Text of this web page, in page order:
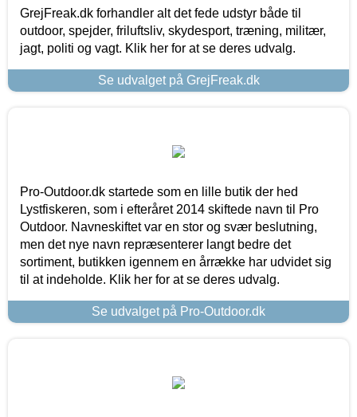
GrejFreak.dk forhandler alt det fede udstyr både til
outdoor, spejder, friluftsliv, skydesport, træning, militær,
jagt, politi og vagt. Klik her for at se deres udvalg.
Se udvalget på GrejFreak.dk
Pro-Outdoor.dk startede som en lille butik der hed
Lystfiskeren, som i efteråret 2014 skiftede navn til Pro
Outdoor. Navneskiftet var en stor og svær beslutning,
men det nye navn repræsenterer langt bedre det
sortiment, butikken igennem en årrække har udvidet sig
til at indeholde. Klik her for at se deres udvalg.
Se udvalget på Pro-Outdoor.dk